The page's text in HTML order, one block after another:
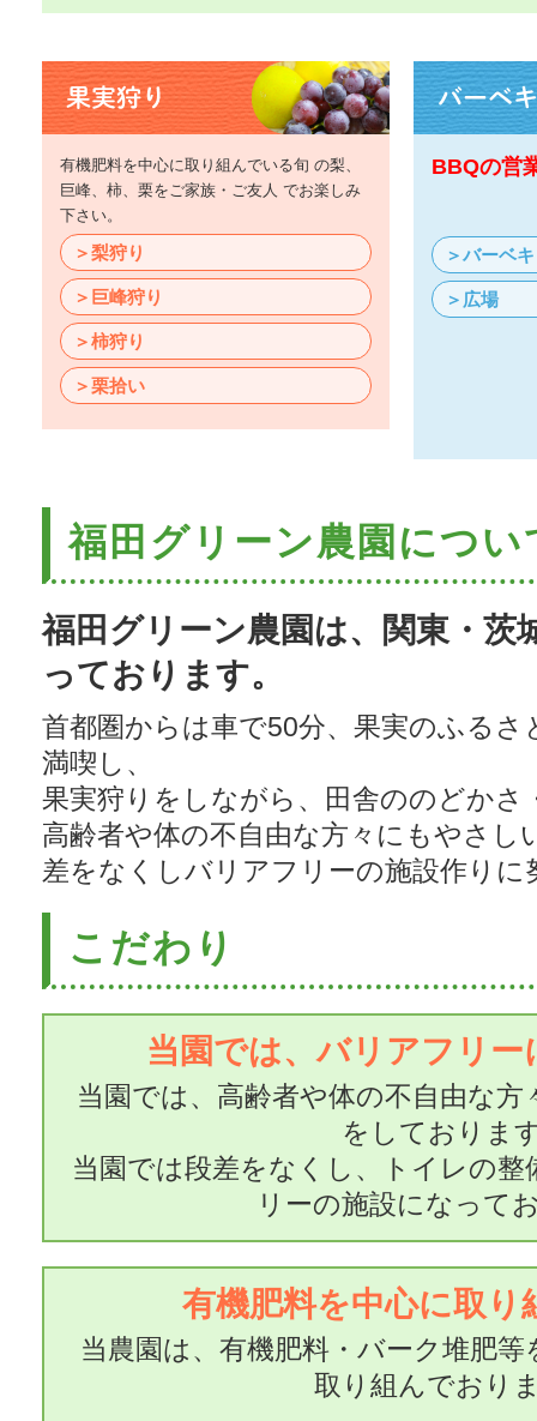
有機肥料を中心に取り組んでいる旬 の梨、
巨峰、柿、栗をご家族・ご友人 でお楽しみ
下さい。
＞梨狩り
＞巨峰狩り
＞柿狩り
＞栗拾い
BBQの営
＞バーベ
＞広場
福田グリーン農園につい
福田グリーン農園は、関東・茨
っております。
首都圏からは車で50分、果実のふる
満喫し、
果実狩りをしながら、田舎ののどかさ
高齢者や体の不自由な方々にもやさし
差をなくしバリアフリーの施設作りに
こだわり
当園では、バリアフリ
当園では、高齢者や体の不自由な
をしておりま
当園では段差をなくし、トイレの
リーの施設になって
有機肥料を中心に取り
当農園は、有機肥料・バーク堆肥
取り組んでおり